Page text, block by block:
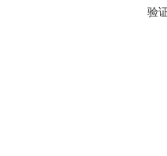
验